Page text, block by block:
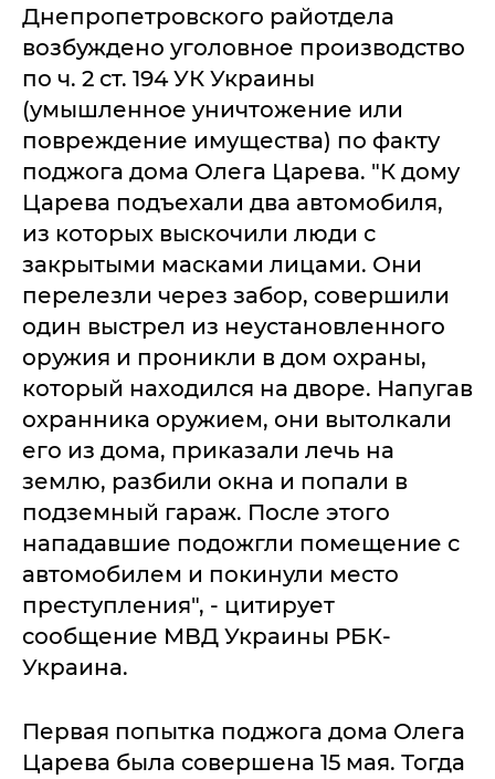
Днепропетровского райотдела
возбуждено уголовное производство
по ч. 2 ст. 194 УК Украины
(умышленное уничтожение или
повреждение имущества) по факту
поджога дома Олега Царева. "К дому
Царева подъехали два автомобиля,
из которых выскочили люди с
закрытыми масками лицами. Они
перелезли через забор, совершили
один выстрел из неустановленного
оружия и проникли в дом охраны,
который находился на дворе. Напугав
охранника оружием, они вытолкали
его из дома, приказали лечь на
землю, разбили окна и попали в
подземный гараж. После этого
нападавшие подожгли помещение с
автомобилем и покинули место
преступления", - цитирует
сообщение МВД Украины РБК-
Украина.
Первая попытка поджога дома Олега
Царева была совершена 15 мая. Тогда